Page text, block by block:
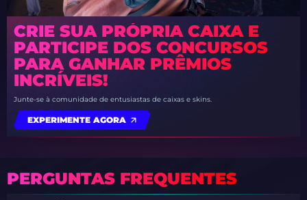
CRIE SUA PRÓPRIA CAIXA E
PARTICIPE DOS CONCURSOS
PARA GANHAR PRÊMIOS
INCRÍVEIS!
Junte-se à comunidade de entusiastas de caixas e skins.
EXPERIMENTE AGORA
PERGUNTAS FREQUENTES